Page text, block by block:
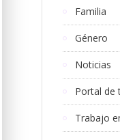
Familia
Género
Noticias
Portal de
Trabajo